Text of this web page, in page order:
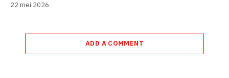
22 mei 2026
ADD A COMMENT